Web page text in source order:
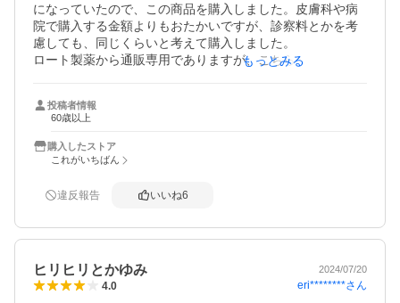
になっていたので、この商品を購入しました。皮膚科や病
院で購入する金額よりもおたかいですが、診察料とかを考
慮しても、同じくらいと考えて購入しました。
ロート製薬から通販専用でありますが、こちらの方がお値
ましたが痛み、かゆみもなく、毛穴が小さくなったように
感じました
これから、毎日使用して効果が楽しみです
もっとみる
投稿者情報
60歳以上
購入したストア
これがいちばん
違反報告 いいね6
ヒリヒリとかゆみ 2024/07/20
4.0 eri********さん